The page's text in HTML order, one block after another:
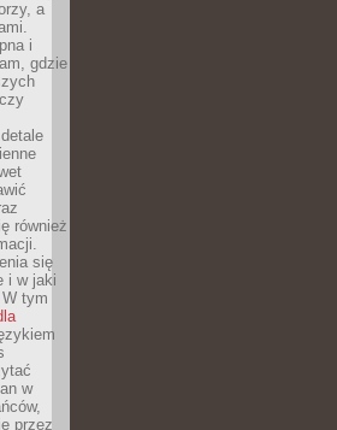
a
i
gdzie
również
się
i w jaki
tym
w
przez